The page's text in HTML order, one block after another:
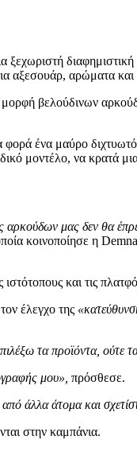
ξεχωριστή
αξεσουάρ, αρώματα και
μορφή βελούδινων
ένα μαύρο
μοντέλο, να κρατά
μας δεν θα
κοινοποίησε η Demna
ιστότοπους και τις
έλεγχο της
τα προϊόντα, ούτε
μου», πρόσθεσε.
άλλα άτομα και
στην καμπάνια.